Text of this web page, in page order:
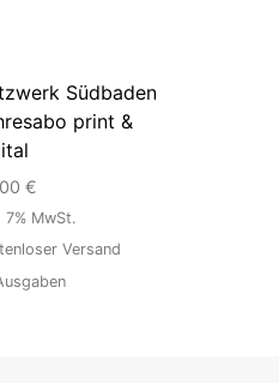
Südbaden
print &
€
7% MwSt.
Versand